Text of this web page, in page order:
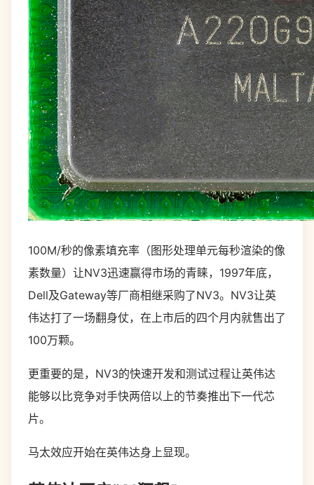
100M/秒的像素填充率（图形处理单元每秒渲染的像
素数量）让NV3迅速赢得市场的青睐，1997年底，
Dell及Gateway等厂商相继采购了NV3。NV3让英
伟达打了一场翻身仗，在上市后的四个月内就售出了
100万颗。
更重要的是，NV3的快速开发和测试过程让英伟达
能够以比竞争对手快两倍以上的节奏推出下一代芯
片。
马太效应开始在英伟达身上显现。